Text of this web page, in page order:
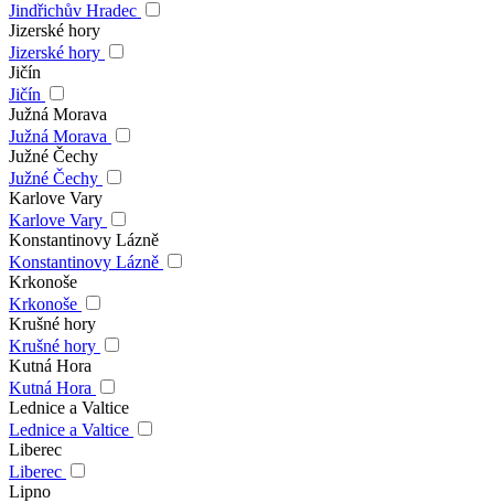
Jindřichův Hradec
Jizerské hory
Jizerské hory
Jičín
Jičín
Južná Morava
Južná Morava
Južné Čechy
Južné Čechy
Karlove Vary
Karlove Vary
Konstantinovy Lázně
Konstantinovy Lázně
Krkonoše
Krkonoše
Krušné hory
Krušné hory
Kutná Hora
Kutná Hora
Lednice a Valtice
Lednice a Valtice
Liberec
Liberec
Lipno